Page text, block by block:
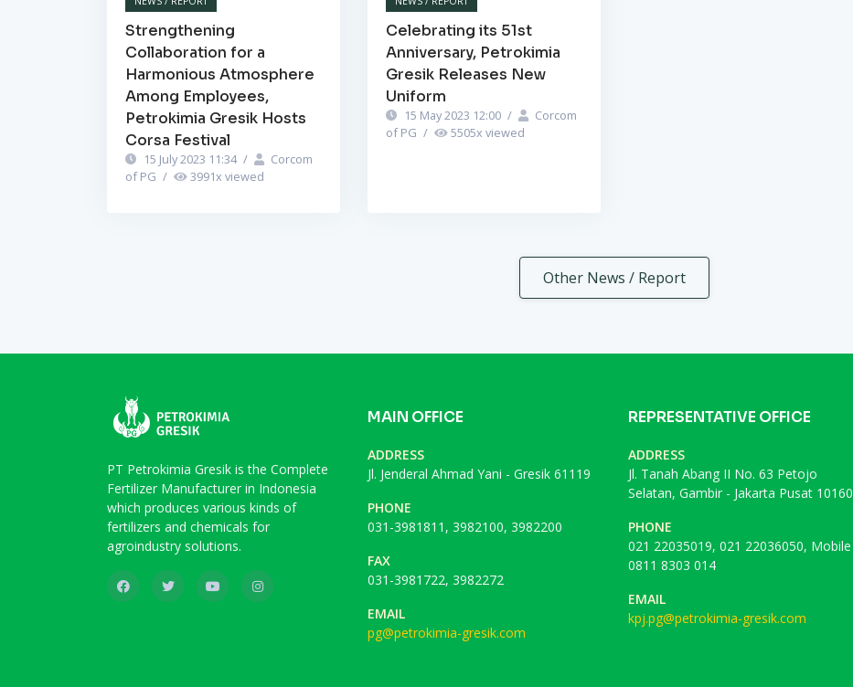
Strengthening
Collaboration for a
Harmonious Atmosphere
Among Employees,
Petrokimia Gresik Hosts
Corsa Festival
15 July 2023 11:34 /
Corcom
of PG / 3991x viewed
Celebrating its 51st
Anniversary, Petrokimia
Gresik Releases New
Uniform
15 May 2023 12:00 /
Corcom
of PG / 5505x viewed
Other News / Report
PT Petrokimia Gresik is the Complete
Fertilizer Manufacturer in Indonesia
which produces various kinds of
fertilizers and chemicals for
agroindustry solutions.
MAIN OFFICE
ADDRESS
Jl. Jenderal Ahmad Yani - Gresik 61119
PHONE
031-3981811, 3982100, 3982200
FAX
031-3981722, 3982272
EMAIL
pg@petrokimia-gresik.com
REPRESENTATIVE OFFICE
ADDRESS
Jl. Tanah Abang II No. 63 Petojo
Selatan, Gambir - Jakarta Pusat 10160
PHONE
021 22035019, 021 22036050, Mobile
0811 8303 014
EMAIL
kpj.pg@petrokimia-gresik.com